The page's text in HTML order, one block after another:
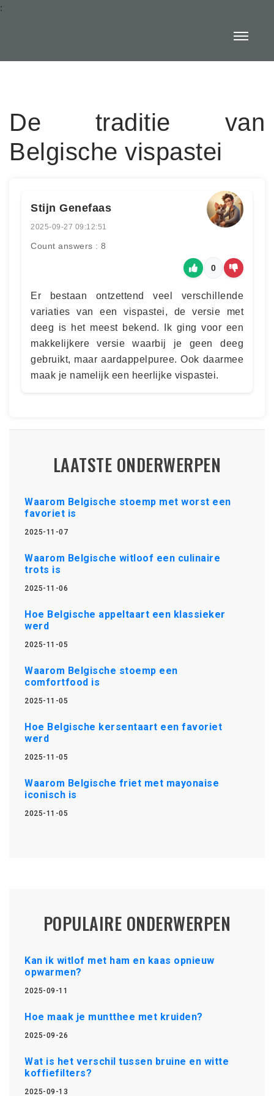
:
De traditie van
Belgische vispastei
Stijn Genefaas
2025-09-27 09:12:51
Count answers : 8
0
Er bestaan ontzettend veel verschillende
variaties van een vispastei, de versie met
deeg is het meest bekend. Ik ging voor een
makkelijkere versie waarbij je geen deeg
gebruikt, maar aardappelpuree. Ook daarmee
maak je namelijk een heerlijke vispastei.
LAATSTE ONDERWERPEN
Waarom Belgische stoemp met worst een
favoriet is
2025-11-07
Waarom Belgische witloof een culinaire
trots is
2025-11-06
Hoe Belgische appeltaart een klassieker
werd
2025-11-05
Waarom Belgische stoemp een
comfortfood is
2025-11-05
Hoe Belgische kersentaart een favoriet
werd
2025-11-05
Waarom Belgische friet met mayonaise
iconisch is
2025-11-05
POPULAIRE ONDERWERPEN
Kan ik witlof met ham en kaas opnieuw
opwarmen?
2025-09-11
Hoe maak je muntthee met kruiden?
2025-09-26
Wat is het verschil tussen bruine en witte
koffiefilters?
2025-09-13